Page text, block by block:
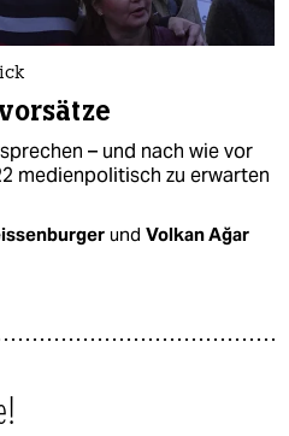
– und nach wie vor
medienpolitisch zu erwarten
und Volkan Ağar